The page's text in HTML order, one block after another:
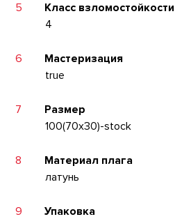
5
Класс взломостойкости
4
6
Мастеризация
true
7
Размер
100(70x30)-stock
8
Материал плага
латунь
9
Упаковка